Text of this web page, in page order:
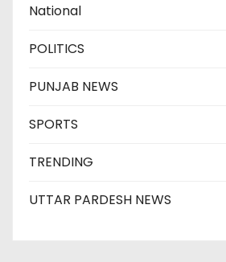
National
POLITICS
PUNJAB NEWS
SPORTS
TRENDING
UTTAR PARDESH NEWS